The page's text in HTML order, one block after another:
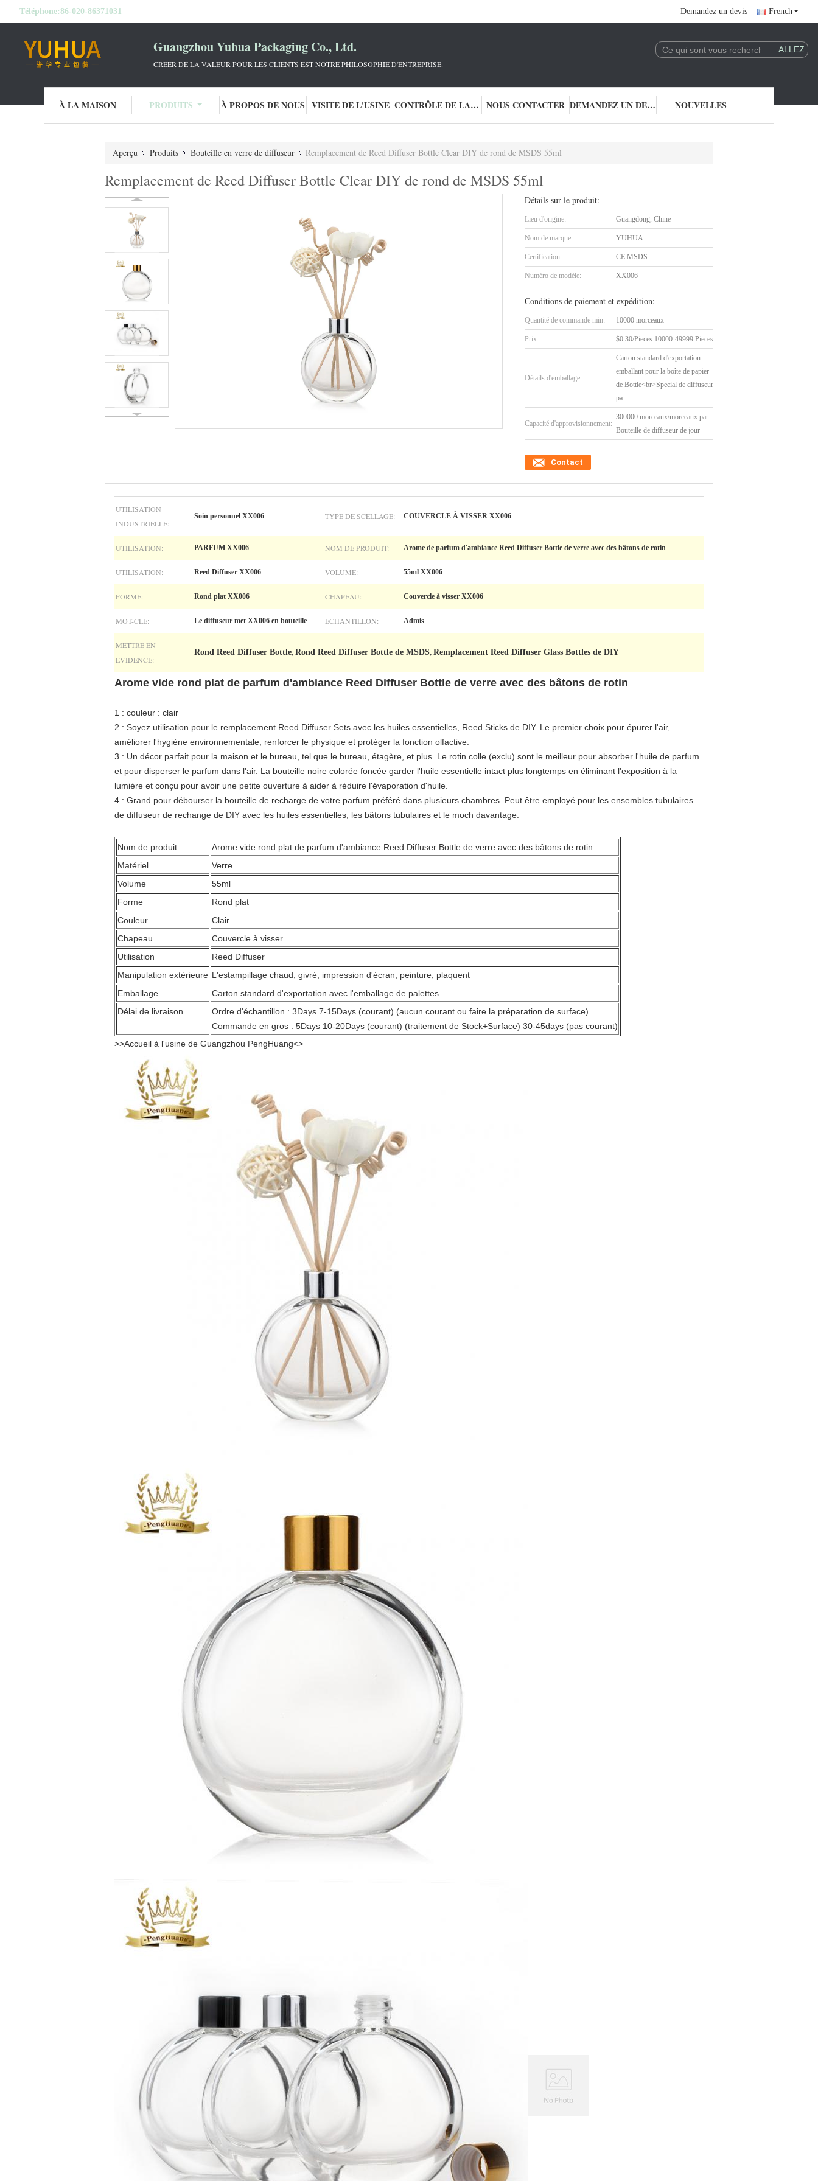
Téléphone:86-020-86371031 Demandez un devis French
Guangzhou Yuhua Packaging Co., Ltd.
CRÉER DE LA VALEUR POUR LES CLIENTS EST NOTRE PHILOSOPHIE D'ENTREPRISE.
À LA MAISON PRODUITS À PROPOS DE NOUS VISITE DE L'USINE CONTRÔLE DE LA QUALITÉ NOUS CONTACTER DEMANDEZ UN DEVIS NOUVELLES
Aperçu Produits Bouteille en verre de diffuseur Remplacement de Reed Diffuser Bottle Clear DIY de rond de MSDS 55ml
Remplacement de Reed Diffuser Bottle Clear DIY de rond de MSDS 55ml
Détails sur le produit:
Lieu d'origine: Guangdong, Chine
Nom de marque: YUHUA
Certification: CE MSDS
Numéro de modèle: XX006
Conditions de paiement et expédition:
Quantité de commande min: 10000 morceaux
Prix: $0.30/Pieces 10000-49999 Pieces
Détails d'emballage:
Carton standard d'exportation
emballant pour la boîte de papier
de Bottle<br>Special de diffuseur
pa
Capacité d'approvisionnement:
300000 morceaux/morceaux par
Bouteille de diffuseur de jour
Contact
UTILISATION
INDUSTRIELLE:
Soin personnel XX006 TYPE DE SCELLAGE: COUVERCLE À VISSER XX006
UTILISATION: PARFUM XX006 NOM DE PRODUIT: Arome de parfum d'ambiance Reed Diffuser Bottle de verre avec des bâtons de rotin
UTILISATION: Reed Diffuser XX006 VOLUME: 55ml XX006
FORME: Rond plat XX006 CHAPEAU: Couvercle à visser XX006
MOT-CLÉ: Le diffuseur met XX006 en bouteille ÉCHANTILLON: Admis
METTRE EN
ÉVIDENCE:
Rond Reed Diffuser Bottle, Rond Reed Diffuser Bottle de MSDS, Remplacement Reed Diffuser Glass Bottles de DIY
Arome vide rond plat de parfum d'ambiance Reed Diffuser Bottle de verre avec des bâtons de rotin
1 : couleur : clair
2 : Soyez utilisation pour le remplacement Reed Diffuser Sets avec les huiles essentielles, Reed Sticks de DIY. Le premier choix pour épurer l'air,
améliorer l'hygiène environnementale, renforcer le physique et protéger la fonction olfactive.
3 : Un décor parfait pour la maison et le bureau, tel que le bureau, étagère, et plus. Le rotin colle (exclu) sont le meilleur pour absorber l'huile de parfum
et pour disperser le parfum dans l'air. La bouteille noire colorée foncée garder l'huile essentielle intact plus longtemps en éliminant l'exposition à la
lumière et conçu pour avoir une petite ouverture à aider à réduire l'évaporation d'huile.
4 : Grand pour débourser la bouteille de recharge de votre parfum préféré dans plusieurs chambres. Peut être employé pour les ensembles tubulaires
de diffuseur de rechange de DIY avec les huiles essentielles, les bâtons tubulaires et le moch davantage.
Nom de produit
Arome vide rond plat de parfum d'ambiance Reed Diffuser Bottle de verre avec des bâtons de rotin
Matériel
Verre
Volume
55ml
Forme
Rond plat
Couleur
Clair
Chapeau
Couvercle à visser
Utilisation
Reed Diffuser
Manipulation extérieure L'estampillage chaud, givré, impression d'écran, peinture, plaquent
Emballage
Carton standard d'exportation avec l'emballage de palettes
Délai de livraison
Ordre d'échantillon : 3Days 7-15Days (courant) (aucun courant ou faire la préparation de surface)
Commande en gros : 5Days 10-20Days (courant) (traitement de Stock+Surface) 30-45days (pas courant)
>>Accueil à l'usine de Guangzhou PengHuang<>